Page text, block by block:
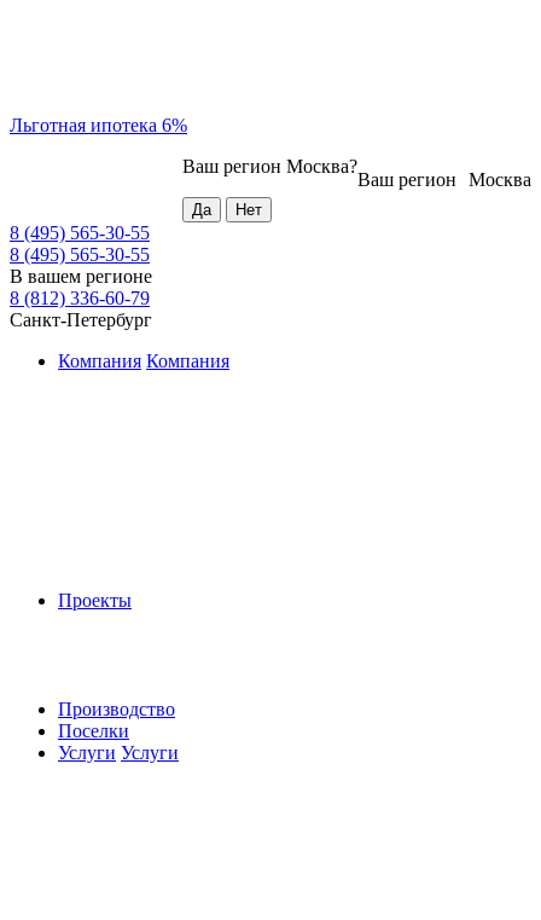
Льготная ипотека 6%
Москва
Ваш регион
Ваш регион Москва?
8 (495) 565-30-55
8 (495) 565-30-55
В вашем регионе
8 (812) 336-60-79
Санкт-Петербург
Компания Компания
Проекты
Производство
Поселки
Услуги Услуги